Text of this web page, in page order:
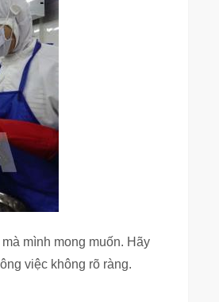
mình mong muốn. Hãy
việc không rõ ràng.